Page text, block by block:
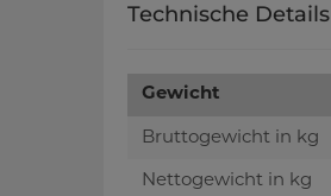
Technische Details
Gewicht
Bruttogewicht in kg
Nettogewicht in kg